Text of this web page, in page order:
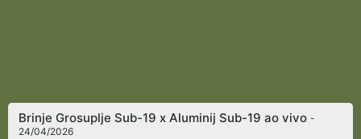
Brinje Grosuplje Sub-19 x Aluminij Sub-19 ao vivo-
24/04/2026